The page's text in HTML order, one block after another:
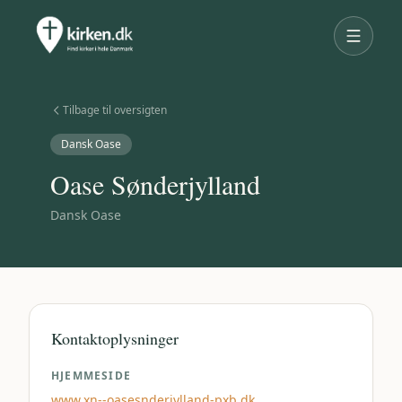
Tilbage til oversigten
Dansk Oase
Oase Sønderjylland
Dansk Oase
Kontaktoplysninger
HJEMMESIDE